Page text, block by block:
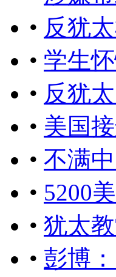
• 反犹
• 学生
• 反犹
• 美国
• 不满
• 5200
• 犹太
• 彭博